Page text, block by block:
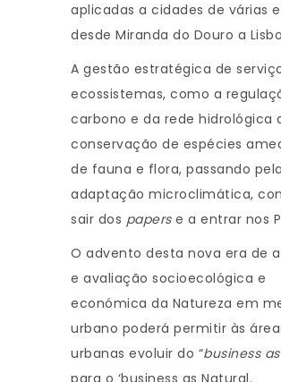
aplicadas a cidades de várias
desde Miranda do Douro a
A gestão estratégica de
ecossistemas, como a
carbono e da rede hidrológica
conservação de espécies
de fauna e flora, passando pela
adaptação microclimática,
sair dos paperse a entrar nos
O advento desta nova era de
e avaliação socioecológica e
económica da Natureza em
urbano poderá permitir às
urbanas evoluir do “business
para o ‘business as Natural.